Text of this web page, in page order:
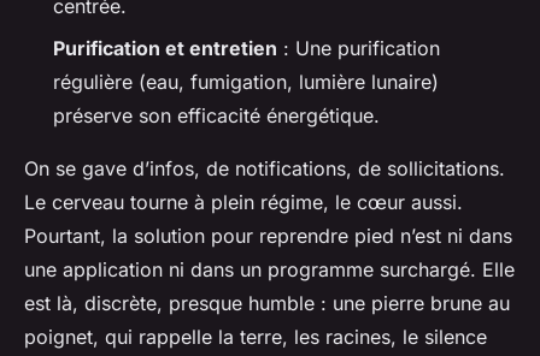
centrée.
Purification et entretien : Une purification
régulière (eau, fumigation, lumière lunaire)
préserve son efficacité énergétique.
On se gave d’infos, de notifications, de sollicitations.
Le cerveau tourne à plein régime, le cœur aussi.
Pourtant, la solution pour reprendre pied n’est ni dans
une application ni dans un programme surchargé. Elle
est là, discrète, presque humble : une pierre brune au
poignet, qui rappelle la terre, les racines, le silence